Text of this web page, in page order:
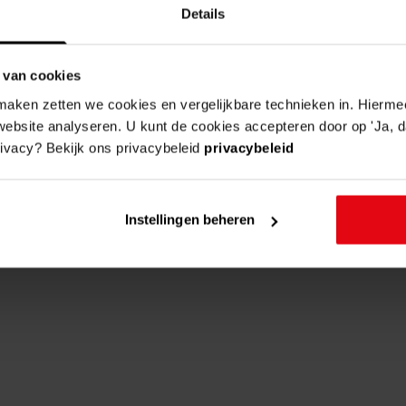
Details
cookies
zetten we cookies en vergelijkbare technieken in.
analyseren. U kunt de cookies accepteren door op 'Ja,
Bekijk ons privacybeleid privacybeleid
Instellingen beheren